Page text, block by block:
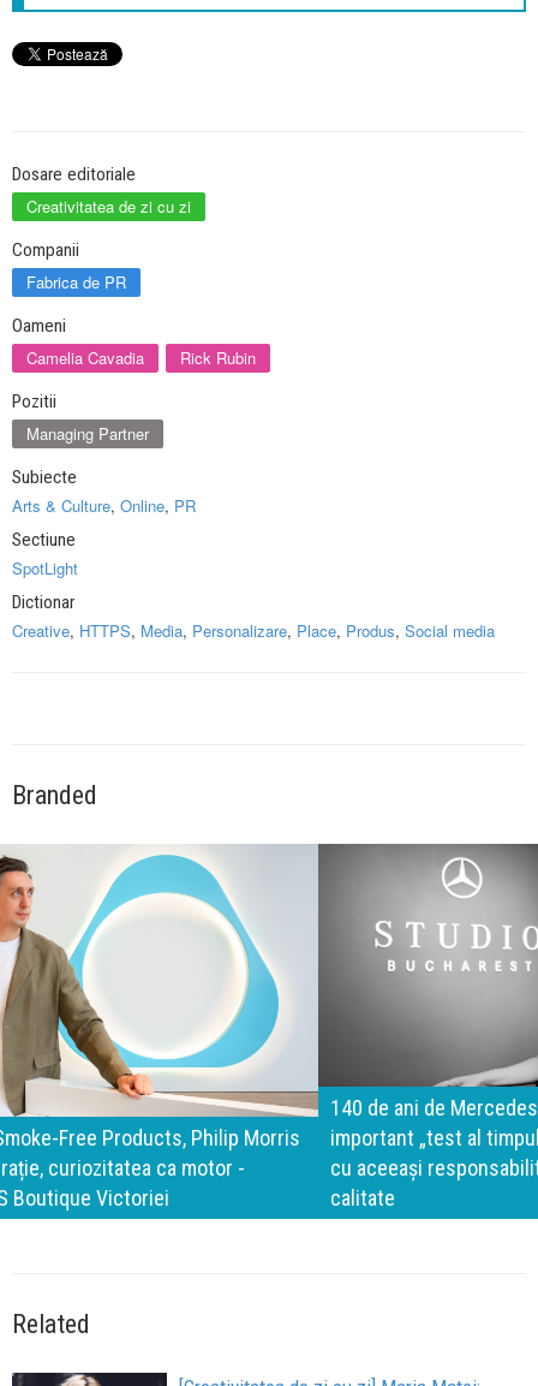
Dosare editoriale
Creativitatea de zi cu zi
Companii
Fabrica de PR
Oameni
Camelia Cavadia Rick Rubin
Pozitii
Managing Partner
Subiecte
Arts & Culture, Online, PR
Sectiune
SpotLight
Dictionar
Creative, HTTPS, Media, Personalizare, Place, Produs, Social media
Branded
140 de ani de Mercedes-Benz. Ramona Pîrlog: Cel mai
important „test al timpului” este să inovăm constant, dar
cu aceeași responsabilitate față de oameni, siguranță și
calitate
Related